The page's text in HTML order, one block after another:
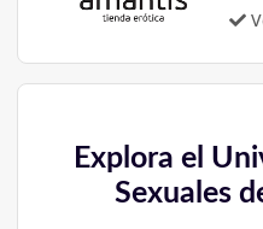
Explora el
Sexuales